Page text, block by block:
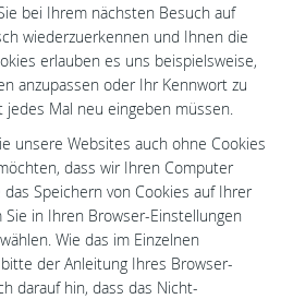
bei Ihrem nächsten Besuch auf
wiederzuerkennen und Ihnen die
erlauben es uns beispielsweise,
anzupassen oder Ihr Kennwort zu
Mal neu eingeben müssen.
unsere Websites auch ohne Cookies
dass wir Ihren Computer
Speichern von Cookies auf Ihrer
in Ihren Browser-Einstellungen
Wie das im Einzelnen
der Anleitung Ihres Browser-
darauf hin, dass das Nicht-